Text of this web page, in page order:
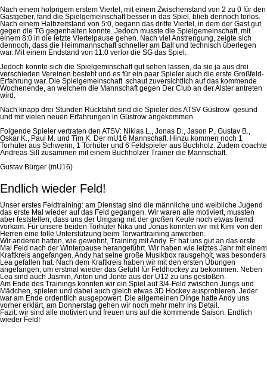
Nach einem holprigem erstem Viertel, mit einem Zwischenstand von 2 zu 0 für den
Gastgeber, fand die Spielgemeinschaft besser in das Spiel, blieb dennoch torlos.
Nach einem Halbzeitstand von 5:0, begann das dritte Viertel, in dem der Gast gut
gegen die TG gegenhalten konnte. Jedoch musste die Spielgemeinschaft, mit
einem 8:0 in die letzte Viertelpause gehen. Nach viel Anstrengung, zeigte sich
dennoch, dass die Heimmannschaft schneller am Ball und technisch überlegen
war. Mit einem Endstand von 11:0 verlor die SG das Spiel.
Jedoch konnte sich die Spielgeminschaft gut sehen lassen, da sie ja aus drei
verschieden Vereinen besteht und es für ein paar Spieler auch die erste Großfeld-
Erfahrung war. Die Spielgemeinschaft schaut zuversichtlich auf das kommende
Wochenende, an welchem die Mannschaft gegen Der Club an der Alster antreten
wird.
Nach knapp drei Stunden Rückfahrt sind die Spieler des ATSV Güstrow gesund
und mit vielen neuen Erfahrungen in Güstrow angekommen.
Folgende Spieler vertraten den ATSV: Niklas L., Jonas D., Jason P., Gustav B.,
Oskar K., Paul M. und Tim K. Der mU16 Mannschaft. Hinzu kommen noch 1
Torhüter aus Schwerin, 1 Torhüter und 6 Feldspieler aus Buchholz. Zudem coachte
Andreas Sill zusammen mit einem Buchholzer Trainer die Mannschaft.
Gustav Bürger (mU16)
Endlich wieder Feld!
Unser erstes Feldtraining: am Dienstag sind die männliche und weibliche Jugend
das erste Mal wieder auf das Feld gegangen. Wir waren alle motiviert, mussten
aber feststellen, dass uns der Umgang mit der großen Keule noch etwas fremd
vorkam. Für unsere beiden Torhüter Nika und Jonas konnten wir mit Kimi von den
Herren eine tolle Unterstützung beim Torwarttraining anwerben.
Wir anderen hatten, wie gewohnt, Training mit Andy. Er hat uns gut an das erste
Mal Feld nach der Winterpause herangeführt. Wir haben wie letztes Jahr mit einem
Kraftkreis angefangen. Andy hat seine große Musikbox rausgeholt, was besonders
Lea gefallen hat. Nach dem Kraftkreis haben wir mit den ersten Übungen
angefangen, um erstmal wieder das Gefühl für Feldhockey zu bekommen. Neben
Lea sind auch Jasmin, Anton und Jonte aus der U12 zu uns gestoßen.
Am Ende des Trainings konnten wir ein Spiel auf 3/4-Feld zwischen Jungs und
Mädchen, spielen und dabei auch gleich etwas 3D Hockey ausprobieren. Jeder
war am Ende ordentlich ausgepowert. Die allgemeinen Dinge hatte Andy uns
vorher erklärt, am Donnerstag gehen wir noch mehr mehr ins Detail.
Fazit: wir sind alle motiviert und freuen uns auf die kommende Saison. Endlich
wieder Feld!